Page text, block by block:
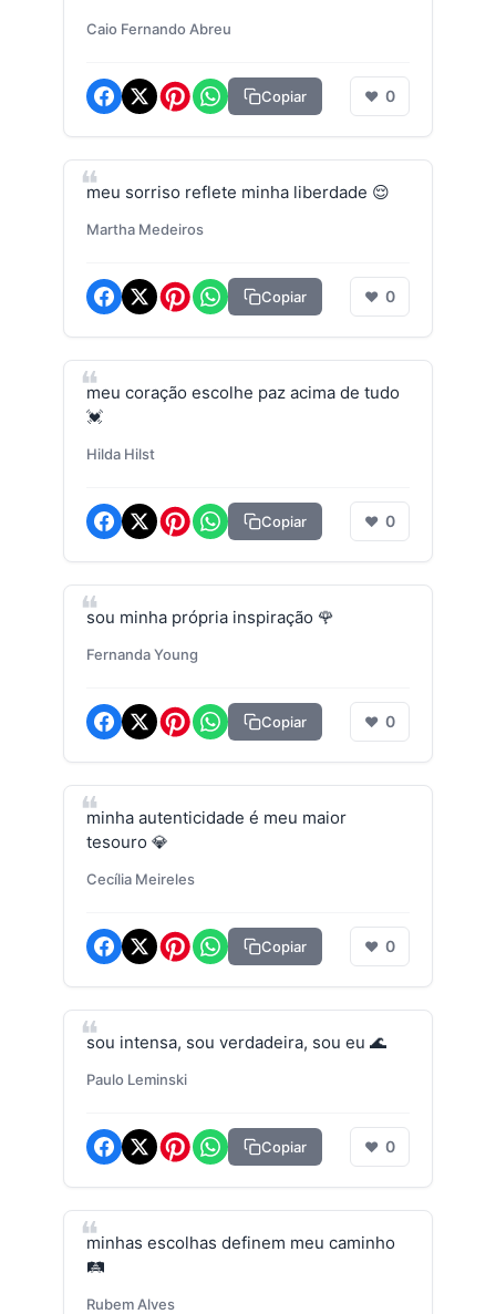
Caio Fernando Abreu
Copiar ❤ 0
meu sorriso reflete minha liberdade 😌
Martha Medeiros
Copiar ❤ 0
meu coração escolhe paz acima de tudo
💓
Hilda Hilst
Copiar ❤ 0
sou minha própria inspiração 🌹
Fernanda Young
Copiar ❤ 0
minha autenticidade é meu maior
tesouro 💎
Cecília Meireles
Copiar ❤ 0
sou intensa, sou verdadeira, sou eu 🌊
Paulo Leminski
Copiar ❤ 0
minhas escolhas definem meu caminho
🛤️
Rubem Alves